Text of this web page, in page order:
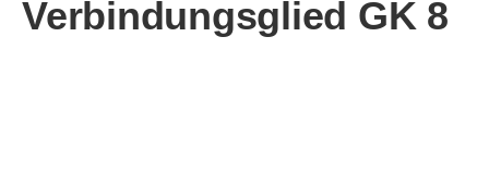
Verbindungsglied GK 8